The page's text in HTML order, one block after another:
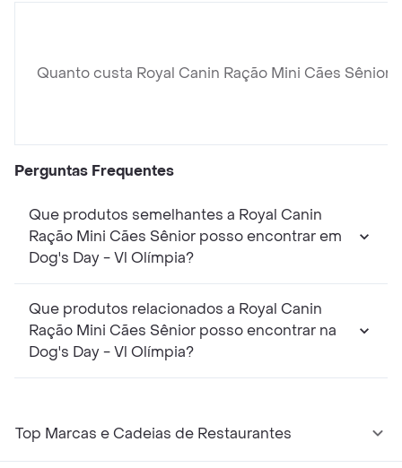
Quanto custa Royal Canin Ração Mini Cães Sênior?
Perguntas Frequentes
Que produtos semelhantes a Royal Canin
Ração Mini Cães Sênior posso encontrar em
Dog's Day - Vl Olímpia?
Que produtos relacionados a Royal Canin
Ração Mini Cães Sênior posso encontrar na
Dog's Day - Vl Olímpia?
Top Marcas e Cadeias de Restaurantes